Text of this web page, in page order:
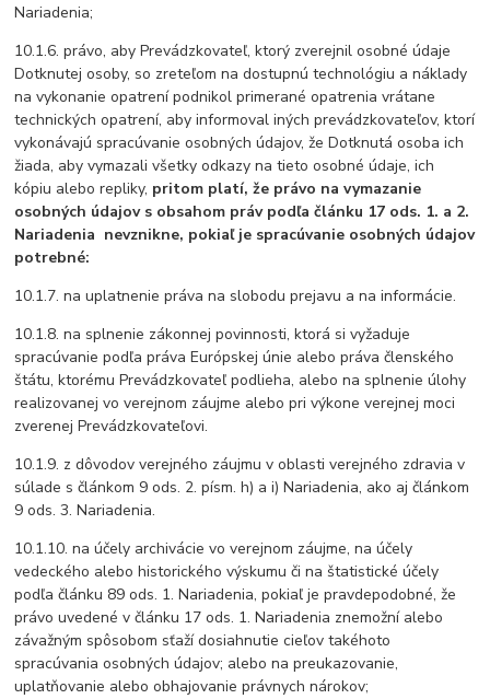
Nariadenia;
10.1.6. právo, aby Prevádzkovateľ, ktorý zverejnil osobné údaje
Dotknutej osoby, so zreteľom na dostupnú technológiu a náklady
na vykonanie opatrení podnikol primerané opatrenia vrátane
technických opatrení, aby informoval iných prevádzkovateľov, ktorí
vykonávajú spracúvanie osobných údajov, že Dotknutá osoba ich
žiada, aby vymazali všetky odkazy na tieto osobné údaje, ich
kópiu alebo repliky, pritom platí, že právo na vymazanie
osobných údajov s obsahom práv podľa článku 17 ods. 1. a 2.
Nariadenia nevznikne, pokiaľ je spracúvanie osobných údajov
potrebné:
10.1.7. na uplatnenie práva na slobodu prejavu a na informácie.
10.1.8. na splnenie zákonnej povinnosti, ktorá si vyžaduje
spracúvanie podľa práva Európskej únie alebo práva členského
štátu, ktorému Prevádzkovateľ podlieha, alebo na splnenie úlohy
realizovanej vo verejnom záujme alebo pri výkone verejnej moci
zverenej Prevádzkovateľovi.
10.1.9. z dôvodov verejného záujmu v oblasti verejného zdravia v
súlade s článkom 9 ods. 2. písm. h) a i) Nariadenia, ako aj článkom
9 ods. 3. Nariadenia.
10.1.10. na účely archivácie vo verejnom záujme, na účely
vedeckého alebo historického výskumu či na štatistické účely
podľa článku 89 ods. 1. Nariadenia, pokiaľ je pravdepodobné, že
právo uvedené v článku 17 ods. 1. Nariadenia znemožní alebo
závažným spôsobom sťaží dosiahnutie cieľov takéhoto
spracúvania osobných údajov; alebo na preukazovanie,
uplatňovanie alebo obhajovanie právnych nárokov;